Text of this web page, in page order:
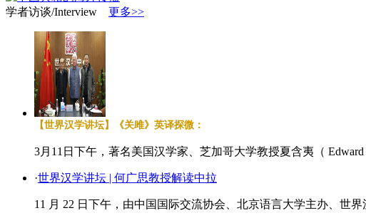
预告】坐标南非！南部非洲汉学
际工作 ·世界汉学中心主任徐宝锋受
邀出席尼山世界
薪火相传！第三届
问道中国：“新汉学计划
中心主办！第二届南亚汉学家大会
共促文明互鉴新发展，“世界文明对
话与交
学者访谈/Interview 更多>>
【世界汉学讲坛】《关雎》英译探微：
3月11日下午，著名美国汉学家、芝加哥大学教授夏含夷（ Edward
·世界汉学讲坛 | 何广思教授解读中拉
11 月 22 日下午，由中国国际交流协会、北京语言大学主办、世